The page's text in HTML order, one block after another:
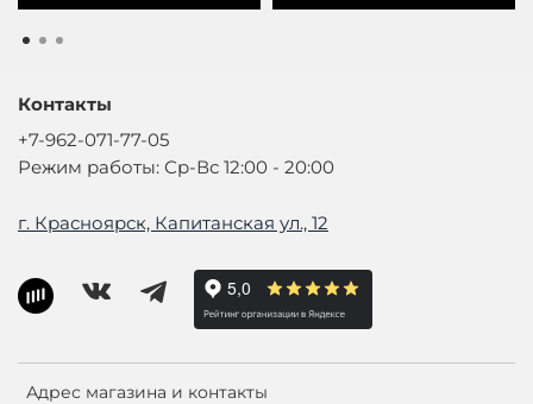
Адрес магазина и контакты
Контакты
+7-962-071-77-05
Режим работы: Ср-Вс 12:00 - 20:00
г. Красноярск, Капитанская ул., 12